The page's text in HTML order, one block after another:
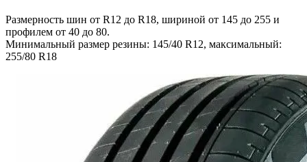
Размерность шин от R12 до R18, шириной от 145 до 255 и
профилем от 40 до 80.
Минимальный размер резины: 145/40 R12, максимальный:
255/80 R18